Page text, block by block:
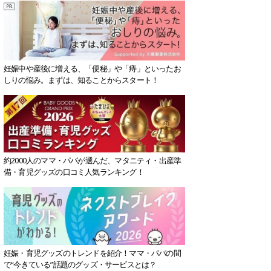
妊娠中や産後に増える、「便秘」や「痔」といったお
しりの悩み。まずは、知ることからスタート！
約2000人のママ・パパが選んだ、マタニティ・出産準
備・育児グッズの口コミ人気ランキング！
妊娠・育児グッズのトレンドを紹介！ママ・パパの間
で“今きている”話題のグッズ・サービスとは？